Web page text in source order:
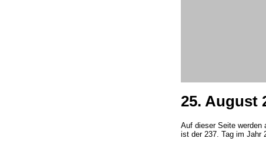
25. August
Auf dieser Seite werden
ist der 237. Tag im Jahr